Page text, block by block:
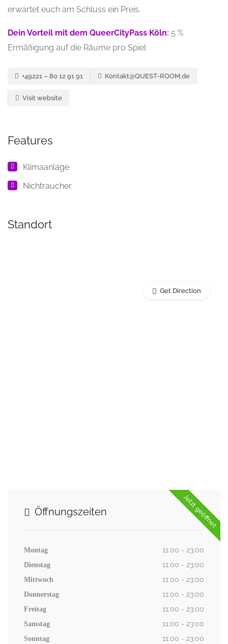
erwartet euch am Schluss ein Preis.
Dein Vorteil mit dem QueerCityPass Köln: 5 %
Ermäßigung auf die Räume pro Spiel
+49221 – 80 12 91 91 Kontakt@QUEST-ROOM.de
Visit website
Features
Klimaanlage
Nichtraucher
Standort
Get Direction
Jetzt geöffnet
Öffnungszeiten
Montag 11:00 - 23:00
Dienstag 11:00 - 23:00
Mittwoch 11:00 - 23:00
Donnerstag 11:00 - 23:00
Freitag 11:00 - 23:00
Samstag 11:00 - 23:00
Sonntag 11:00 - 23:00